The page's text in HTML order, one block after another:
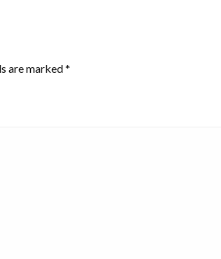
are marked*